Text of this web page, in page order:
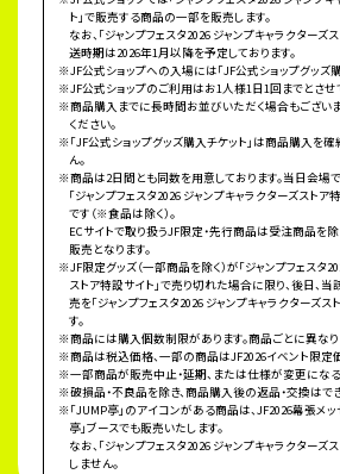
ト」で販売する商品の一部を販売します。
なお、「ジャンプフェスタ2026 ジャンプキャラクターズ
送時期は2026年1月以降を予定しております。
※JF公式ショップへの入場には「JF公式ショップグッズ購
※JF公式ショップのご利用はお1人様1日1回までとさせ
※商品購入までに長時間お並びいただく場合もござい
ください。
※「JF公式ショップグッズ購入チケット」は商品購入を
ん。
※商品は2日間とも同数を用意しております。当日会場
「ジャンプフェスタ2026 ジャンプキャラクターズスト
です（※食品は除く）。
ECサイトで取り扱うJF限定・先行商品は受注商品を
販売となります。
※JF限定グッズ（一部商品を除く）が「ジャンプフェスタ
ストア特設サイト」で売り切れた場合に限り、後日、
売を「ジャンプフェスタ2026 ジャンプキャラクターズス
す。
※商品には購入個数制限があります。商品ごとに異なり
※商品は税込価格、一部の商品はJF2026イベント限定
※一部商品が販売中止・延期、または仕様が変更になる
※破損品・不良品を除き、商品購入後の返品・交換はで
※「JUMP亭」のアイコンがある商品は、JF2026幕張メ
亭」ブースでも販売いたします。
なお、「ジャンプフェスタ2026 ジャンプキャラクターズ
しません。